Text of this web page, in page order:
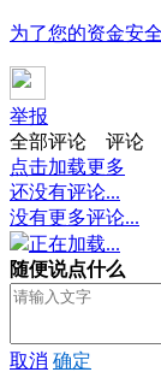
为了您的资金安
举报
全部评论
评论
点击加载更多
还没有评论...
没有更多评论...
正在加载...
随便说点什么
取消 确定